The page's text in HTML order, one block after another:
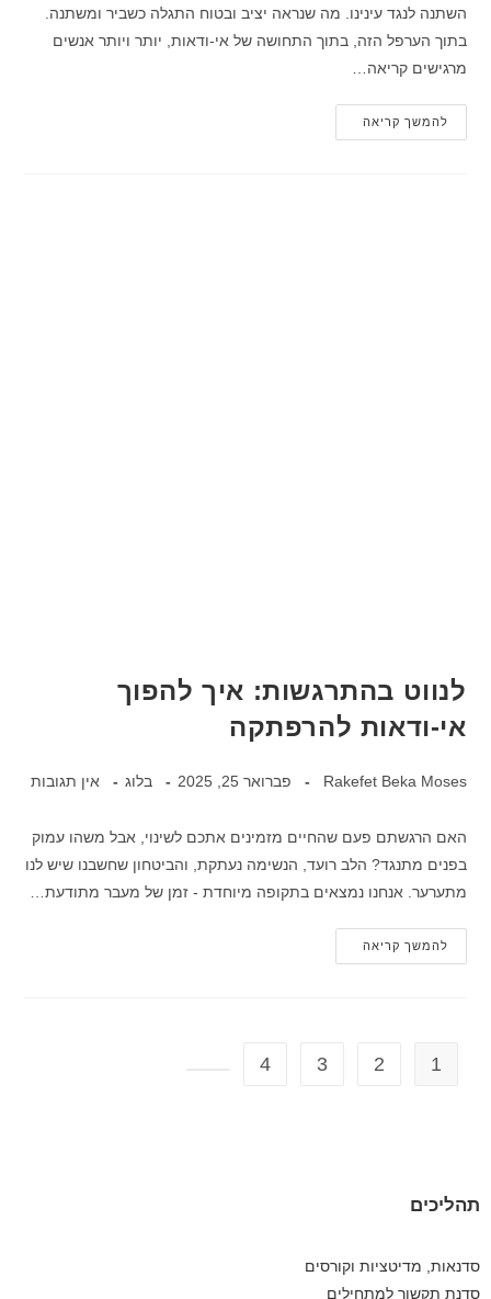
השתנה לנגד עינינו. מה שנראה יציב ובטוח התגלה כשביר ומשתנה.
בתוך הערפל הזה, בתוך התחושה של אי-ודאות, יותר ויותר אנשים
מרגישים קריאה…
להמשך קריאה
לנווט בהתרגשות: איך להפוך
אי-ודאות להרפתקה
Rakefet Beka Moses פברואר 25, 2025 בלוג אין תגובות
האם הרגשתם פעם שהחיים מזמינים אתכם לשינוי, אבל משהו עמוק
בפנים מתנגד? הלב רועד, הנשימה נעתקת, והביטחון שחשבנו שיש לנו
מתערער. אנחנו נמצאים בתקופה מיוחדת - זמן של מעבר מתודעת…
להמשך קריאה
1
2
3
4
תהליכים
סדנאות, מדיטציות וקורסים
סדנת תקשור למתחילים